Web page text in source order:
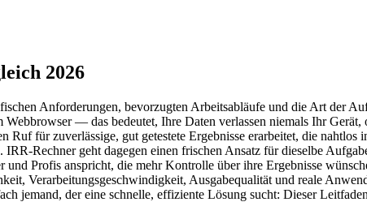
2026
Anforderungen, bevorzugten Arbeitsabläufe und die Art der
— das bedeutet, Ihre Daten verlassen niemals Ihr
für zuverlässige, gut getestete Ergebnisse erarbeitet, die
Rechner geht dagegen einen frischen Ansatz für dieselbe
Profis anspricht, die mehr Kontrolle über ihre Ergebnisse
Verarbeitungsgeschwindigkeit, Ausgabequalität und reale
jemand, der eine schnelle, effiziente Lösung sucht: Dieser